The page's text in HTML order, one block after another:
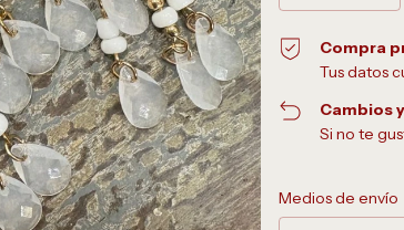
Compra
Tus datos
Cambios
Si no te
Entregas para el CP:
Medios de envío